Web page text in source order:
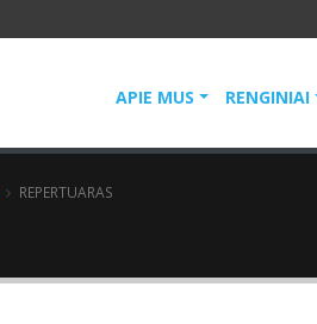
APIE MUS RENGINIAI
REPERTUARAS